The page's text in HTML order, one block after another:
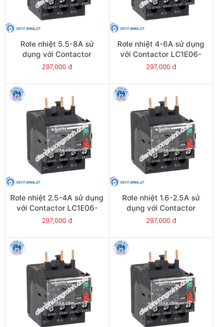
Rơle nhiệt 5.5-8A sử
dụng với Contactor
LC1E09-E38 - Model
297,000 đ
Rơle nhiệt 4-6A sử dụng
với Contactor LC1E06-
E38 - Model LRE10
297,000 đ
Rơle nhiệt 2.5-4A sử dụng
với Contactor LC1E06-
E38 - Model LRE08
297,000 đ
Rơle nhiệt 1.6-2.5A sử
dụng với Contactor
LC1E06-E38 - Model
297,000 đ